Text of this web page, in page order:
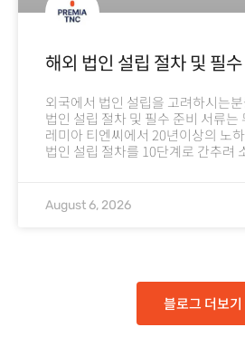
해외 법인 설립 절차 및 필
외국에서 법인 설립을 고려하시는
법인 설립 절차 및 필수 준비 서류는
레미아 티엔씨에서 20년이상의 노
법인 설립 절차를 10단계로 간추려
August 6, 2026
블로그 더보기